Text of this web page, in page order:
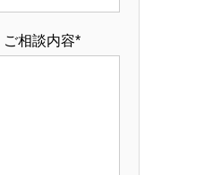
相談内容*